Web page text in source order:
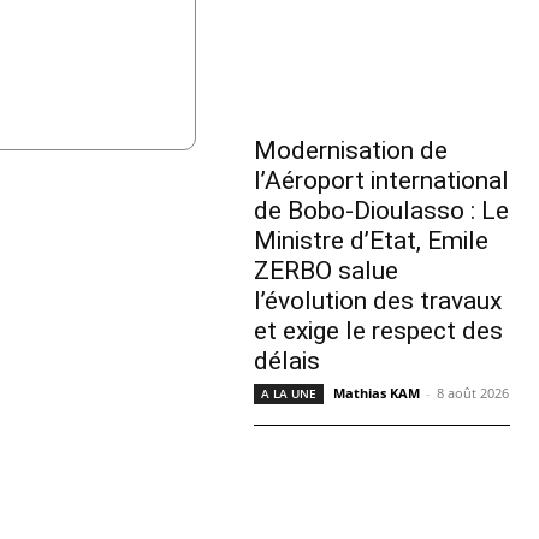
Modernisation de
l’Aéroport international
de Bobo-Dioulasso : Le
Ministre d’Etat, Emile
ZERBO salue
l’évolution des travaux
et exige le respect des
délais
A LA UNE Mathias KAM - 8 août 2026